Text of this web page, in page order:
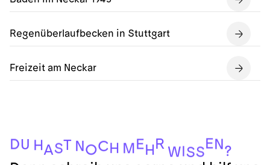
Regenüberlaufbecken in Stuttgart
Freizeit am Neckar
DU H AST N OCH M E H R
WISS
E N ?